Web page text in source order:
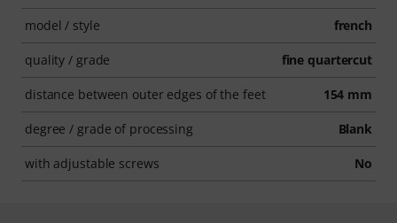
model / style french
quality / grade fine quartercut
distance between outer edges of the feet 154 mm
degree / grade of processing Blank
with adjustable screws No